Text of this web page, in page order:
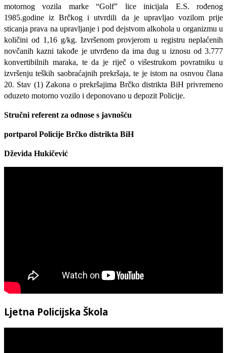
motornog vozila marke “Golf” lice inicijala E.S. rođenog
1985.godine iz Brčkog i utvrdili da je upravljao vozilom prije
sticanja prava na upravljanje i pod dejstvom alkohola u organizmu u
količini od 1,16 g/kg. Izvršenom provjerom u registru neplaćenih
novčanih kazni takođe je utvrđeno da ima dug u iznosu od 3.777
konvertibilnih maraka, te da je riječ o višestrukom povratniku u
izvršenju teških saobraćajnih prekršaja, te je istom na osnvou člana
20. Stav (1) Zakona o prekršajima Brčko distrikta BiH privremeno
oduzeto motorno vozilo i deponovano u depozit Policije.
Stručni referent za odnose s javnošću
portparol Policije Brčko distrikta BiH
Dževida Hukičević
Ljetna Policijska Škola